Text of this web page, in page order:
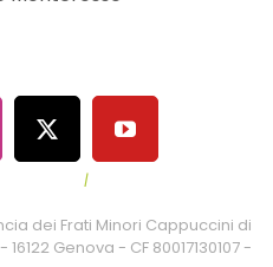
|
dei Frati Minori Cappuccini di
Genova - CF 80017130107 -